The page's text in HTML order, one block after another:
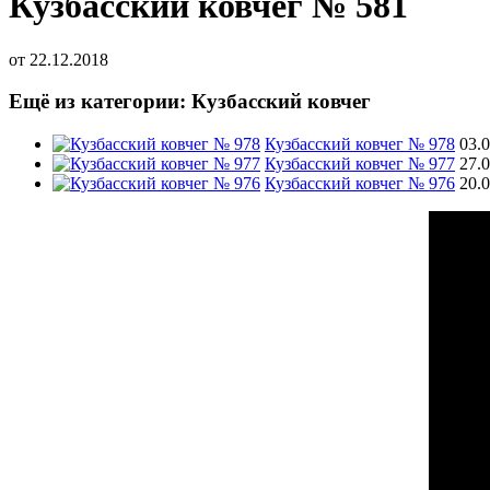
от 22.12.2018
Ещё из категории: Кузбасский ковчег
Кузбасский ковчег № 978
Кузбасский ковчег № 977
Кузбасский ковчег № 976